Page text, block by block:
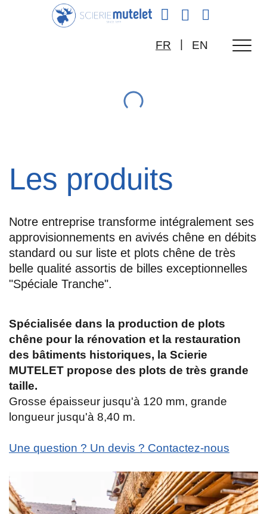
FR | EN
Les produits
Notre entreprise transforme intégralement ses
approvisionnements en avivés chêne en débits
standard ou sur liste et plots chêne de très
belle qualité assortis de billes exceptionnelles
"Spéciale Tranche".
Spécialisée dans la production de plots
chêne pour la rénovation et la restauration
des bâtiments historiques, la Scierie
MUTELET propose des plots de très grande
taille.
Grosse épaisseur jusqu'à 120 mm, grande
longueur jusqu'à 8,40 m.
Une question ? Un devis ? Contactez-nous